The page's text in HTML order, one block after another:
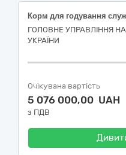
Корм для годування
ГОЛОВНЕ УПРАВЛІННЯ
УКРАЇНИ
Очікувана вартість
5 076 000,00 UAH
з ПДВ